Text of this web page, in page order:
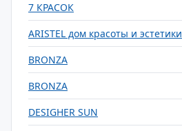
7 КРАСОК
ARISTEL дом красоты и эстетики
BRONZA
BRONZA
DESIGHER SUN